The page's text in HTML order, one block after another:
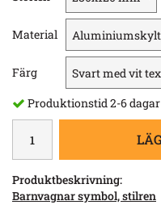
Material
Färg
Produktionstid 2-6 dagar
Produktbeskrivning:
Barnvagnar symbol, stilren